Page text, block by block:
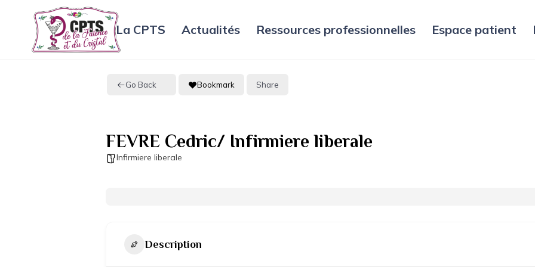
La CPTS Actualités Ressources professionnelles Espace patient
Go Back Bookmark Share
FEVRE Cedric/ Infirmiere liberale
Infirmiere liberale
Description